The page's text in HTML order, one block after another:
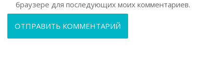
браузере для последующих моих комментариев.